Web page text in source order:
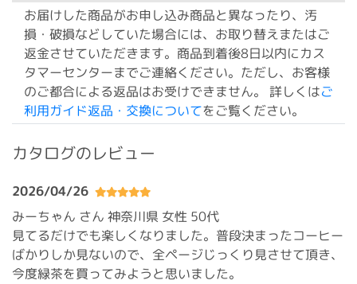
お届けした商品がお申し込み商品と異なったり、汚
損・破損などしていた場合には、お取り替えまたはご
返金させていただきます。商品到着後8日以内にカス
タマーセンターまでご連絡ください。ただし、お客様
のご都合による返品はお受けできません。 詳しくはご
利用ガイド返品・交換についてをご覧ください。
カタログのレビュー
2026/04/26
みーちゃん さん 神奈川県 女性 50代
見てるだけでも楽しくなりました。普段決まったコーヒー
ばかりしか見ないので、全ページじっくり見させて頂き、
今度緑茶を買ってみようと思いました。